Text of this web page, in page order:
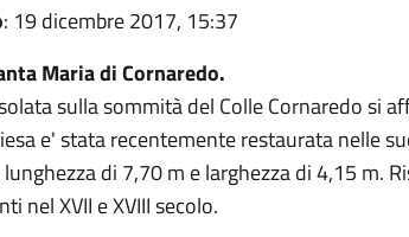
: 19 dicembre 2017, 15:37
Maria di Cornaredo.
sulla sommità del Colle Cornaredo si
e' stata recentemente restaurata nelle
di 7,70 m e larghezza di 4,15 m.
nel XVII e XVIII secolo.